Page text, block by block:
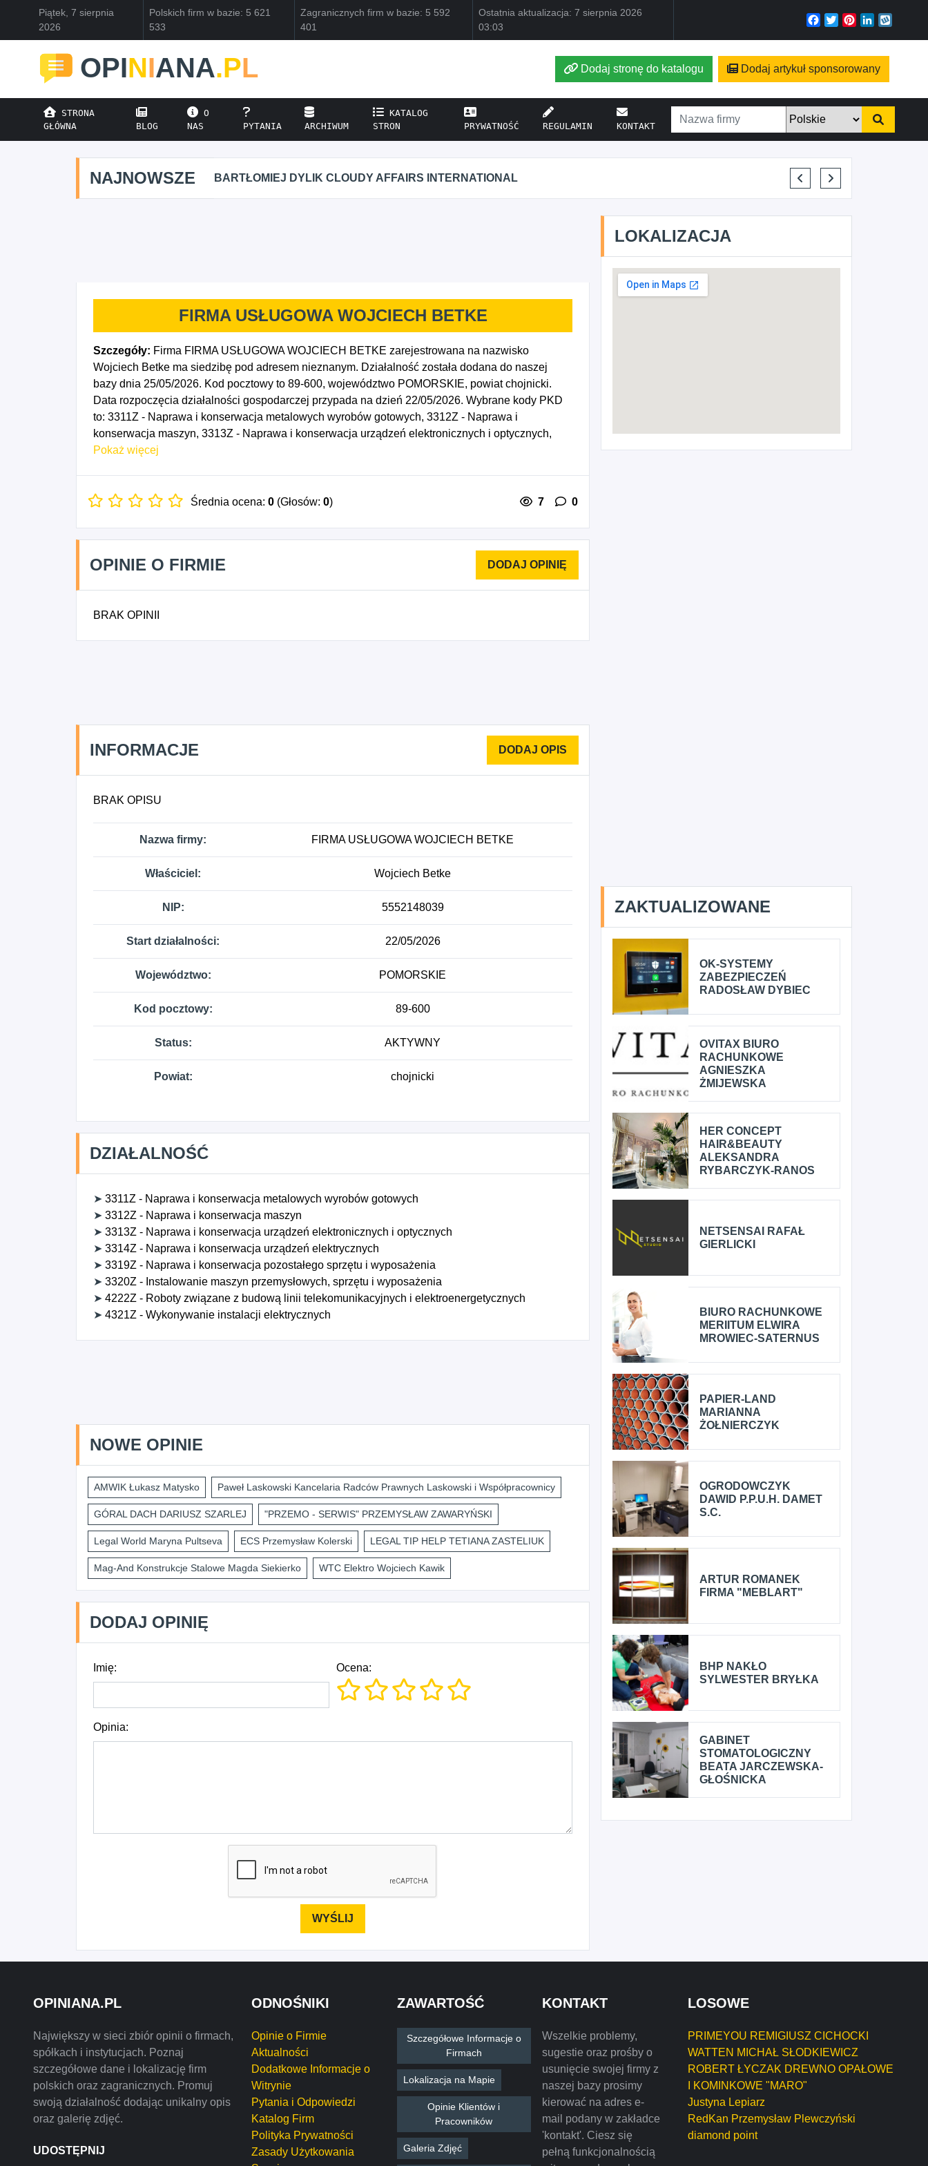
Piątek, 7 sierpnia
2026
Polskich firm w bazie: 5 621
533
Zagranicznych firm w bazie: 5 592
401
Ostatnia aktualizacja: 7 sierpnia 2026
03:03
Facebook
TwitterPinterest
LinkedIn
OPINIANA.PL Dodaj stronę do katalogu Dodaj artykuł sponsorowany
STRONA
GŁÓWNA
BLOG
O
NAS
PYTANIA ARCHIWUM
KATALOG
STRON
PRYWATNOŚĆ REGULAMIN KONTAKT
NAJNOWSZE BARTŁOMIEJ DYLIK CLOUDY AFFAIRS INTERNATIONAL KRYSTIAN PISULA
FIRMA USŁUGOWA WOJCIECH BETKE
Szczegóły: Firma FIRMA USŁUGOWA WOJCIECH BETKE zarejestrowana na nazwisko
Wojciech Betke ma siedzibę pod adresem nieznanym. Działalność została dodana do naszej
bazy dnia 25/05/2026. Kod pocztowy to 89-600, województwo POMORSKIE, powiat chojnicki.
Data rozpoczęcia działalności gospodarczej przypada na dzień 22/05/2026. Wybrane kody PKD
to: 3311Z - Naprawa i konserwacja metalowych wyrobów gotowych, 3312Z - Naprawa i
konserwacja maszyn, 3313Z - Naprawa i konserwacja urządzeń elektronicznych i optycznych,
3314Z - Naprawa i konserwacja urządzeń elektrycznych, 3319Z - Naprawa i konserwacja
elektroenergetycznych, 4321Z - Wykonywanie instalacji elektrycznych.
Pokaż więcej
Średnia ocena: 0 (Głosów: 0) 7 0
OPINIE O FIRMIE
BRAK OPINII
INFORMACJE
BRAK OPISU
Nazwa firmy: FIRMA USŁUGOWA WOJCIECH BETKE
Właściciel: Wojciech Betke
NIP: 5552148039
Start działalności: 22/05/2026
Województwo: POMORSKIE
Kod pocztowy: 89-600
Status: AKTYWNY
Powiat: chojnicki
DZIAŁALNOŚĆ
➤ 3311Z - Naprawa i konserwacja metalowych wyrobów gotowych
➤ 3312Z - Naprawa i konserwacja maszyn
➤ 3313Z - Naprawa i konserwacja urządzeń elektronicznych i optycznych
➤ 3314Z - Naprawa i konserwacja urządzeń elektrycznych
➤ 3319Z - Naprawa i konserwacja pozostałego sprzętu i wyposażenia
➤ 3320Z - Instalowanie maszyn przemysłowych, sprzętu i wyposażenia
➤ 4222Z - Roboty związane z budową linii telekomunikacyjnych i elektroenergetycznych
➤ 4321Z - Wykonywanie instalacji elektrycznych
NOWE OPINIE
AMWIK Łukasz Matysko Paweł Laskowski Kancelaria Radców Prawnych Laskowski i Współpracownicy
GÓRAL DACH DARIUSZ SZARLEJ "PRZEMO - SERWIS" PRZEMYSŁAW ZAWARYŃSKI
Legal World Maryna Pultseva ECS Przemysław Kolerski LEGAL TIP HELP TETIANA ZASTELIUK
Mag-And Konstrukcje Stalowe Magda Siekierko WTC Elektro Wojciech Kawik
DODAJ OPINIĘ
Imię: Ocena:
Opinia:
LOKALIZACJA
ZAKTUALIZOWANE
OK-SYSTEMY
ZABEZPIECZEŃ
RADOSŁAW DYBIEC
OVITAX BIURO
RACHUNKOWE
AGNIESZKA
ŻMIJEWSKA
HER CONCEPT
HAIR&BEAUTY
ALEKSANDRA
RYBARCZYK-RANOS
NETSENSAI RAFAŁ
GIERLICKI
BIURO RACHUNKOWE
MERIITUM ELWIRA
MROWIEC-SATERNUS
PAPIER-LAND
MARIANNA
ŻOŁNIERCZYK
OGRODOWCZYK
DAWID P.P.U.H. DAMET
S.C.
ARTUR ROMANEK
FIRMA "MEBLART"
BHP NAKŁO
SYLWESTER BRYŁKA
GABINET
STOMATOLOGICZNY
BEATA JARCZEWSKA-
GŁOŚNICKA
OPINIANA.PL
Największy w sieci zbiór opinii o firmach,
spółkach i instytucjach. Poznaj
szczegółowe dane i lokalizację firm
polskich oraz zagranicznych. Promuj
swoją działalność dodając unikalny opis
oraz galerię zdjęć.
UDOSTĘPNIJ
ODNOŚNIKI
Opinie o Firmie
Aktualności
Dodatkowe Informacje o
Witrynie
Pytania i Odpowiedzi
Katalog Firm
Polityka Prywatności
Zasady Użytkowania
ZAWARTOŚĆ
Szczegółowe Informacje o
Firmach
Lokalizacja na Mapie
Opinie Klientów i
Pracowników
Galeria Zdjęć
KONTAKT
Wszelkie problemy,
sugestie oraz prośby o
usunięcie swojej firmy z
naszej bazy prosimy
kierować na adres e-
mail podany w zakładce
'kontakt'. Ciesz się
pełną funkcjonalnością
LOSOWE
PRIMEYOU REMIGIUSZ CICHOCKI
WATTEN MICHAŁ SŁODKIEWICZ
ROBERT ŁYCZAK DREWNO OPAŁOWE
I KOMINKOWE "MARO"
Justyna Lepiarz
RedKan Przemysław Plewczyński
diamond point